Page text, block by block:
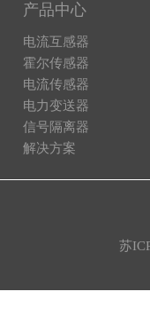
产品中心
电流互感器
霍尔传感器
电流传感器
电力变送器
信号隔离器
解决方案
苏